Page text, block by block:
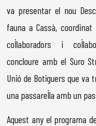
va presentar el nou
fauna a Cassà,
col·laboradors i
concloure amb el Suro
Unió de Botiguers que va
una passarel·la amb un
Aquest any el programa